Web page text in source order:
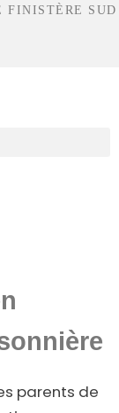
FINISTÈRE SUD
parents de